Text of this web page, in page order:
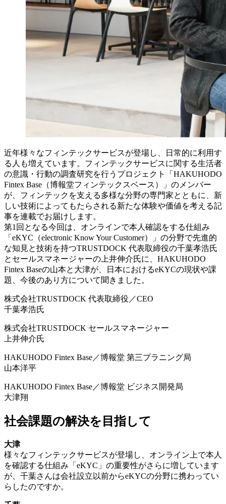
近年様々なフィンテックサービスが登場し、日常的に利用す
る人も増えています。フィンテックサービスに関する生活者
の意識・行動の調査研究を行うプロジェクト「HAKUHODO
Fintex Base（博報堂フィンテックスベース）」のメンバー
が、フィンテックを支える多様な分野の専門家とともに、新
しい技術によってもたらされる新たな体験や価値を考える記
事を連載でお届けします。
第1回となる今回は、オンラインで本人確認をする仕組み
「eKYC（electronic Know Your Customer）」の分野で先進的
な知見と技術を持つTRUSTDOCK 代表取締役の千葉孝浩氏
とセールスマネージャーの上井伸介氏に、HAKUHODO
Fintex Baseの山本と大津が、日本におけるeKYCの現状や課
題、今後のあり方について聞きました。
株式会社TRUSTDOCK 代表取締役／CEO
千葉孝浩氏
株式会社TRUSTDOCK セールスマネージャー
上井伸介氏
HAKUHODO Fintex Base／博報堂 第三プラニング局
山本洋平
HAKUHODO Fintex Base／博報堂 ビジネス開発局
大津翔
社会課題の解決を目指して
大津
様々なフィンテックサービスが登場し、オンライン上で本人
を確認する仕組み「eKYC」の重要性がさらに増しています
が、千葉さんは会社設立以前からeKYCの分野に携わってい
らしたのですか。